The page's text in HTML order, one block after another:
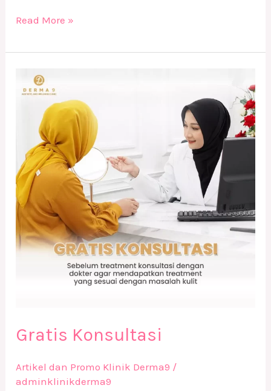
Read More »
Gratis Konsultasi
Artikel dan Promo Klinik Derma9 /
adminklinikderma9
Gratis
Konsultasi